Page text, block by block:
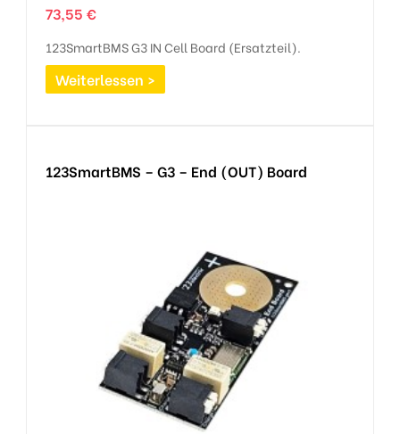
Preis
73,55 €
123SmartBMS G3 IN Cell Board (Ersatzteil).
Weiterlessen >
123SmartBMS – G3 – End (OUT) Board